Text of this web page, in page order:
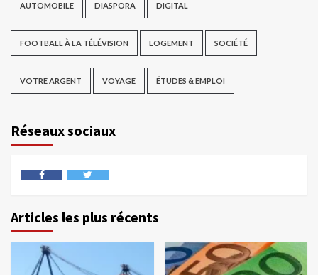
AUTOMOBILE DIASPORA DIGITAL
FOOTBALL À LA TÉLÉVISION LOGEMENT SOCIÉTÉ
VOTRE ARGENT VOYAGE ÉTUDES & EMPLOI
Réseaux sociaux
Articles les plus récents